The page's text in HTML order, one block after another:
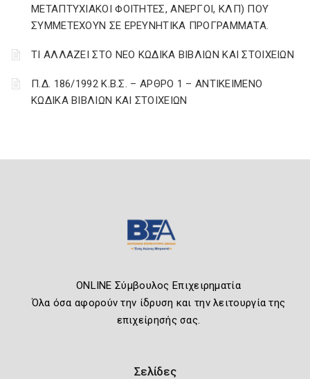
ΜΕΤΑΠΤΥΧΙΑΚΟΙ ΦΟΙΤΗΤΕΣ, ΑΝΕΡΓΟΙ, ΚΛΠ) ΠΟΥ
ΣΥΜΜΕΤΕΧΟΥΝ ΣΕ ΕΡΕΥΝΗΤΙΚΑ ΠΡΟΓΡΑΜΜΑΤΑ.
ΤΙ ΑΛΛΑΖΕΙ ΣΤΟ ΝΕΟ ΚΩΔΙΚΑ ΒΙΒΛΙΩΝ ΚΑΙ ΣΤΟΙΧΕΙΩΝ
Π.Δ. 186/1992 Κ.Β.Σ. – ΑΡΘΡΟ 1 – ΑΝΤΙΚΕΙΜΕΝΟ
ΚΩΔΙΚΑ ΒΙΒΛΙΩΝ ΚΑΙ ΣΤΟΙΧΕΙΩΝ
ONLINE Σύμβουλος Επιχειρηματία
Όλα όσα αφορούν την ίδρυση και την λειτουργία της
επιχείρησής σας.
Σελίδες